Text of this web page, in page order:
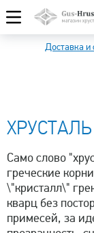
Доставка и
ХРУСТАЛЬ
Само слово
греческие
\"кристалл\"
кварц без
примесей, за